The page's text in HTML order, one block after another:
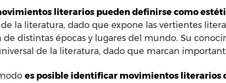
literarios pueden definirse como
la literatura, dado que expone las vertientes
de distintas épocas y lugares del mundo. Su
de la literatura, dado que marcan
es posible identificar movimientos literarios